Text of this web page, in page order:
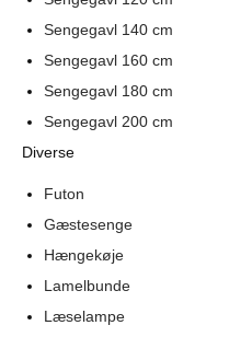
Sengegavl 140 cm
Sengegavl 160 cm
Sengegavl 180 cm
Sengegavl 200 cm
Diverse
Futon
Gæstesenge
Hængekøje
Lamelbunde
Læselampe